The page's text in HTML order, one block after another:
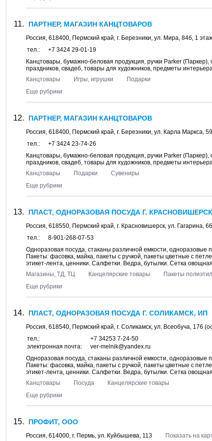
ПАРТНЕР, МАГАЗИН КАНЦТОВАРОВ
Россия, 618400, Пермский край, г. Березники, ул. Мира, 84б, 1
тел.:
+7 3424 29-01-19
Канцтовары, бумажно-беловая продукция, ручки Parker
праздников, свадеб, товары для художников, предметы
Канцтовары
Игры, игрушки
Подарки
Еще рубрики
ПАРТНЕР, МАГАЗИН КАНЦТОВАРОВ
Россия, 618400, Пермский край, г. Березники, ул. Карла Маркса, 59
тел.:
+7 3424 23-74-26
Канцтовары, бумажно-беловая продукция, ручки Parker
праздников, свадеб, товары для художников, предметы
Канцтовары
Подарки
Сувениры
Еще рубрики
ПЛАСТ, ОДНОРАЗОВАЯ ПОСУДА Г.
Россия, 618550, Пермский край, г. Красновишерск, ул. Гагарина, 66
тел.:
8-901-268-07-53
Одноразовая посуда, стаканы различной емкости,
Пакеты: фасовка, майка, пакеты с ручкой, пакеты цветные с
этикет-лента, ценники. Салфетки. Ведра, бутылки. Сетка
Магазины, ТД, ТЦ
Канцелярские товары
Пакеты
Еще рубрики
ПЛАСТ, ОДНОРАЗОВАЯ ПОСУДА Г. СОЛИКАМСК, ИП
Россия, 618540, Пермский край, г. Соликамск, ул. Всеобуча, 176
тел.:
+7 34253 7-24-50
электронная почта:
ver-melnik@yandex.ru
Одноразовая посуда, стаканы различной емкости,
Пакеты: фасовка, майка, пакеты с ручкой, пакеты цветные с
этикет-лента, ценники. Салфетки. Ведра, бутылки. Сетка
Канцтовары
Посуда
Канцелярские товары
Еще рубрики
ПРОФИТ, ООО
Россия, 614000, г. Пермь, ул. Куйбышева, 113 Показать на